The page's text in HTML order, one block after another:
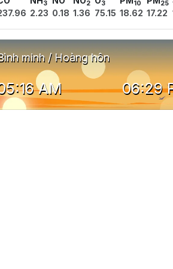
3
2.23 0.18
2
1.36
3
75.15
10
18.62
25
17.22
minh / Hoàng hôn
AM 06:29